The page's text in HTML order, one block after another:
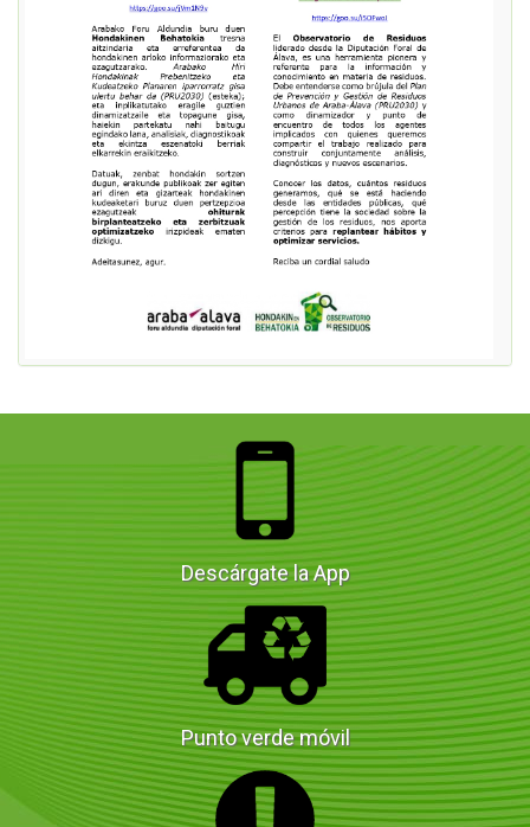
Descárgate la App
Punto verde móvil